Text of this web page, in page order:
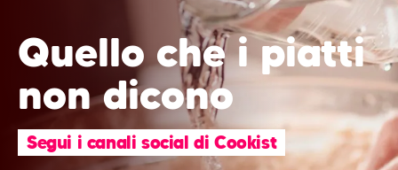
Quello che i piatti
non dicono
Segui i canali social di Cookist